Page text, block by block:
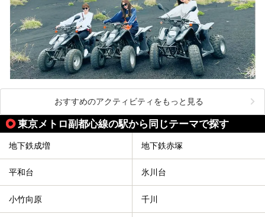
おすすめのアクティビティをもっと見る
東京メトロ副都心線の駅から同じテーマで探す
地下鉄成増 地下鉄赤塚
平和台 氷川台
小竹向原 千川